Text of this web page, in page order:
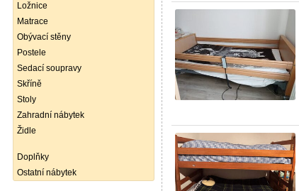
Ložnice
Matrace
Obývací stěny
Postele
Sedací soupravy
Skříně
Stoly
Zahradní nábytek
Židle
Doplňky
Ostatní nábytek